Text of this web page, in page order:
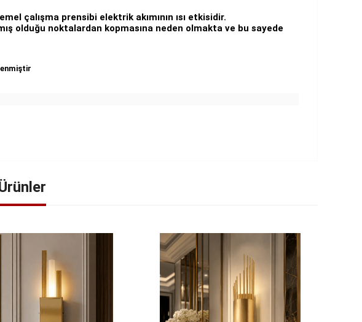
çalışma prensibi elektrik akımının ısı etkisidir.
olduğu noktalardan kopmasına neden olmakta ve bu sayede